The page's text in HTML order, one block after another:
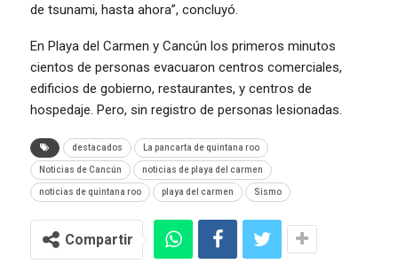
de tsunami, hasta ahora”, concluyó.
En Playa del Carmen y Cancún los primeros minutos
cientos de personas evacuaron centros comerciales,
edificios de gobierno, restaurantes, y centros de
hospedaje. Pero, sin registro de personas lesionadas.
destacados La pancarta de quintana roo
Noticias de Cancún noticias de playa del carmen
noticias de quintana roo playa del carmen Sismo
Compartir